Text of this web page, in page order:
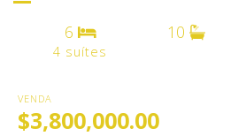
6
4 suítes
10
VENDA
$3,800,000.00